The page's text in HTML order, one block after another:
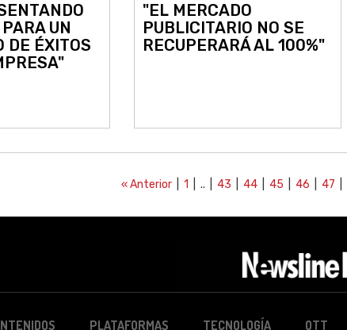
UN
DE ÉXITOS
"EL MERCADO
PUBLICITARIO NO SE
RECUPERARÁ AL 100%"
« Anterior| 1 | .. | 43 44| 45 46 47
PLATAFORMAS TECNOLOGÍA OTT